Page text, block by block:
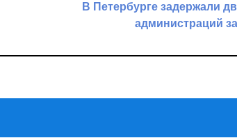
В Петербурге задержали
администраций